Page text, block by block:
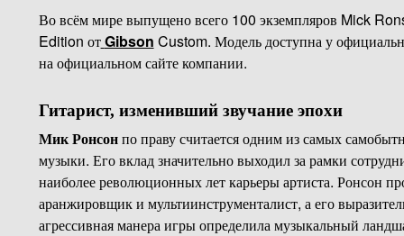
Во всём мире выпущено всего 100 экземпляров Mick
Edition отGibson Custom. Модель доступна у
на официальном сайте компании.
Гитарист, изменивший звучание эпохи
Мик Ронсонпо праву считается одним из самых
музыки. Его вклад значительно выходил за рамки
наиболее революционных лет карьеры артиста. Ронсон
аранжировщик и мультиинструменталист, а его
агрессивная манера игры определила музыкальный